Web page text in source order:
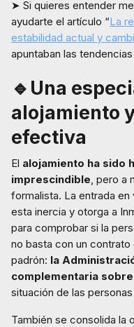
➤ Si quieres entender
ayudarte el artículo “La
estabilidad actual y
apuntaban las
🔹Una
alojamiento
efectiva
El alojamiento ha sido
imprescindible, pero a
formalista. La entrada
esta inercia y otorga a
para comprobar si la
no basta con un
padrón: la
complementaria
situación de las
También se consolida